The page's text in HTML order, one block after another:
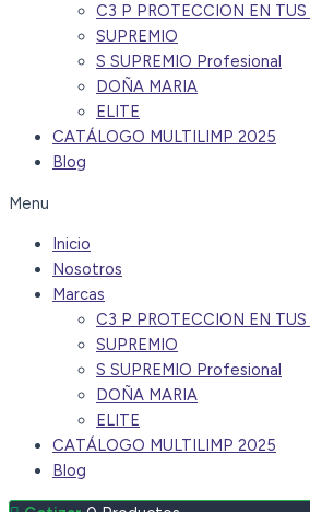
C3 P PROTECCION EN
SUPREMIO
S SUPREMIO Profesional
DOÑA MARIA
ELITE
CATÁLOGO MULTILIMP 2025
Blog
Menu
Inicio
Nosotros
Marcas
C3 P PROTECCION EN
SUPREMIO
S SUPREMIO Profesional
DOÑA MARIA
ELITE
CATÁLOGO MULTILIMP 2025
Blog